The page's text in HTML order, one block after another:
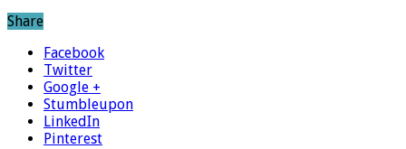
Share
Facebook
Twitter
Google +
Stumbleupon
LinkedIn
Pinterest